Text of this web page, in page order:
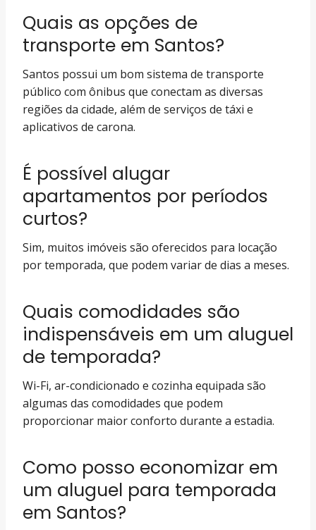
Quais as opções de
transporte em Santos?
Santos possui um bom sistema de transporte
público com ônibus que conectam as diversas
regiões da cidade, além de serviços de táxi e
aplicativos de carona.
É possível alugar
apartamentos por períodos
curtos?
Sim, muitos imóveis são oferecidos para locação
por temporada, que podem variar de dias a meses.
Quais comodidades são
indispensáveis em um aluguel
de temporada?
Wi-Fi, ar-condicionado e cozinha equipada são
algumas das comodidades que podem
proporcionar maior conforto durante a estadia.
Como posso economizar em
um aluguel para temporada
em Santos?